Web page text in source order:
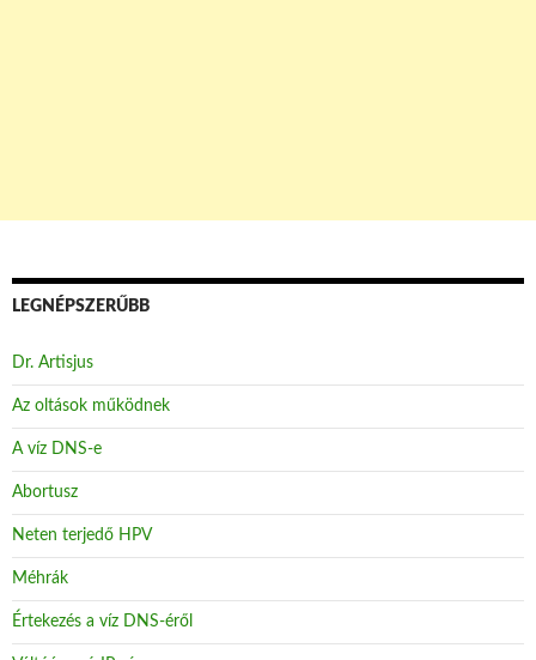
LEGNÉPSZERŰBB
Dr. Artisjus
Az oltások működnek
A víz DNS-e
Abortusz
Neten terjedő HPV
Méhrák
Értekezés a víz DNS-éről